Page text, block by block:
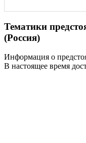
Тематики
(Россия)
Информация о
В настоящее время